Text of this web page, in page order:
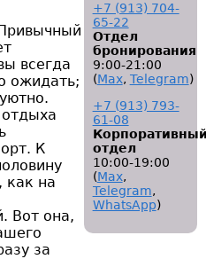
всегда
ожидать;
К
как на
Вот она,
за
+7 (913) 704-
65-22
Отдел
бронирования
9:00-21:00
(Мах, Telegram)
+7 (913) 793-
61-08
отдел
10:00-19:00
(Мах,
Telegram,
WhatsApp)